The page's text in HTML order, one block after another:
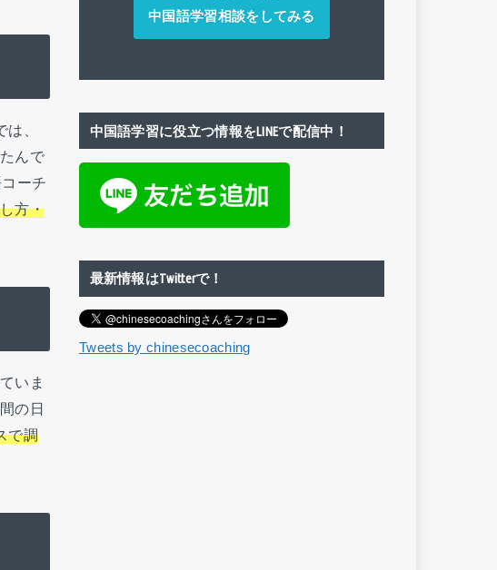
、
んで
ーチ
方・
いま
の日
で調
中国語学習相談をしてみる
中国語学習に役立つ情報をLINEで配信中！
最新情報はTwitterで！
Tweets by chinesecoaching